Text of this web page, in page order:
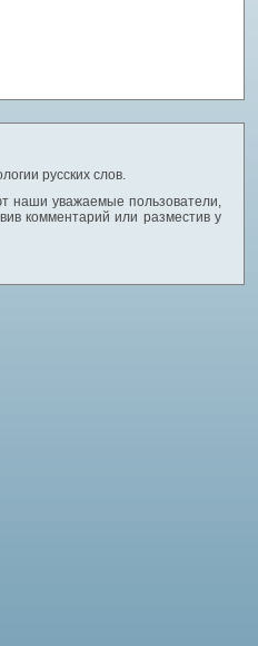
русских слов.
наши уважаемые пользователи,
комментарий или разместив у